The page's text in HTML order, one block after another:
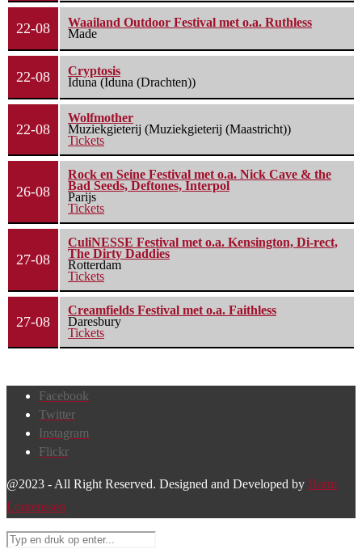
22-08
Waailand Outdoor Festival met o.a. Ruthless
Made
22-08
Cryptosis
Iduna (Iduna (Drachten))
22-08
Wolfmother
Muziekgieterij (Muziekgieterij (Maastricht))
Tickets
26-08
Rock en Seine Festival met o.a. Nick Cave & the
Bad Seeds, Deftones, Interpol
Parijs
Tickets
27-08
CuliNESSE Festival met o.a. Kensington, Di-rect,
The Dirty Daddies
Rotterdam
Tickets
27-08
Creamfields Festival met o.a. Faithless
Daresbury
Tickets
Facebook
Twitter
Instagram
Flickr
@2023 - All Right Reserved. Designed and Developed by Harm
Lourenssen